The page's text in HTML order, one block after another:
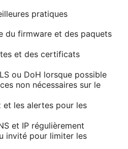
pratiques
du firmware et des paquets
et des certificats
ou DoH lorsque possible
non nécessaires sur le
et les alertes pour les
et IP régulièrement
invité pour limiter les